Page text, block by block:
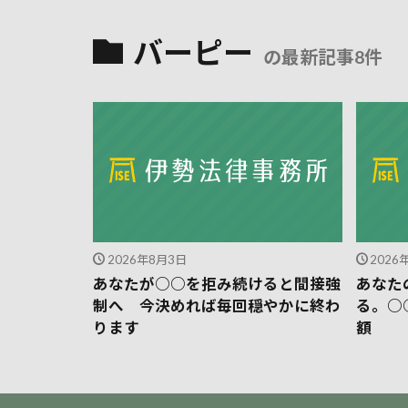
バーピー の最新記事8件
2026年8月3日
あなたが○○を拒み続けると間接強
制へ 今決めれば毎回穏やかに終わ
ります
2026
あなた
る。
額